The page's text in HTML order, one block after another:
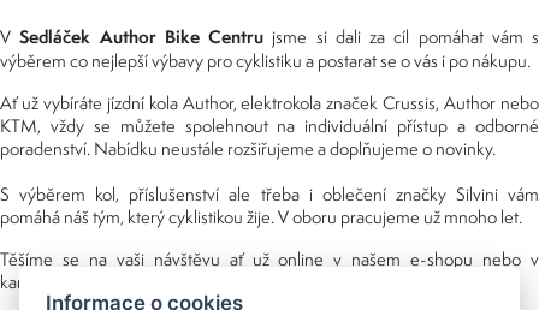
VSedláček Author Bike Centru jsme si dali za cíl pomáhat vám s
výběrem co nejlepší výbavy pro cyklistiku a postarat se o vás i po nákupu.
Ať už vybíráte jízdní kola Author, elektrokola značek Crussis, Author nebo
KTM, vždy se můžete spolehnout na individuální přístup a odborné
poradenství. Nabídku neustále rozšiřujeme a doplňujeme o novinky.
S výběrem kol, příslušenství ale třeba i oblečení značky Silvini vám
pomáhá náš tým, který cyklistikou žije. V oboru pracujeme už mnoho let.
Těšíme se na vaši návštěvu ať už online v našem e-shopu nebo v
kamenné prodejně, kterou najdete v NS (nákupní středisko) URAN.
Informace o cookies